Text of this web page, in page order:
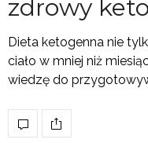
zdrowy
Dieta ketogenna nie
ciało w mniej niż
wiedzę do